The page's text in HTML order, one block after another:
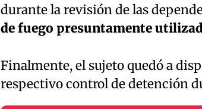
durante la revisión de las
de fuego presuntamente
Finalmente, el sujeto quedó a
respectivo control de detención